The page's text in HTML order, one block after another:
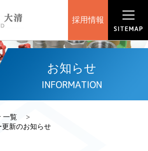
採用情報
お知らせ
一覧
更新のお知らせ